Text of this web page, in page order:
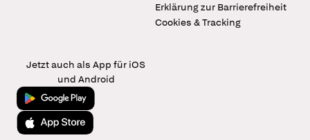
Erklärung zur Barrierefreiheit
Cookies & Tracking
Jetzt auch als App für iOS
und Android
Jetzt bei Google Play
Laden im App Store